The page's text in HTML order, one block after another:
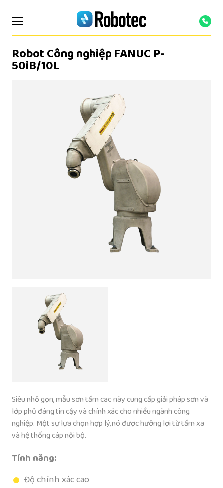
Robot Công nghiệp FANUC P-
50iB/10L
Siêu nhỏ gọn, mẫu sơn tầm cao này cung cấp giải pháp sơn và
lớp phủ đáng tin cậy và chính xác cho nhiều ngành công
nghiệp. Một sự lựa chọn hợp lý, nó được hưởng lợi từ tầm xa
và hệ thống cáp nội bộ.
Tính năng:
Độ chính xác cao